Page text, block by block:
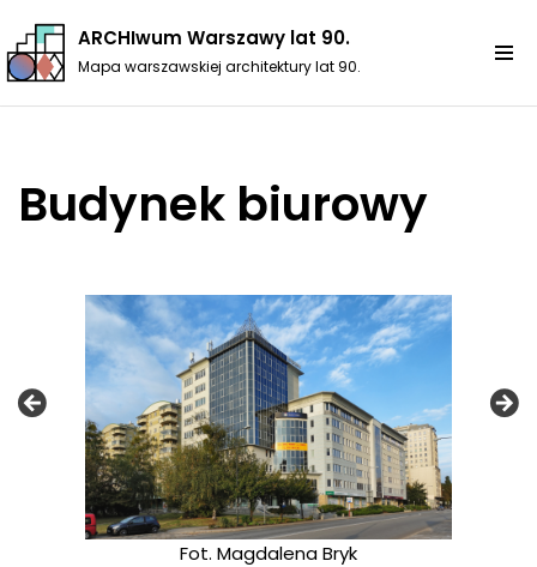
Przejdź
ARCHIwum Warszawy lat 90.
Mapa warszawskiej architektury lat 90.
Budynek biurowy
Fot. Magdalena Bryk